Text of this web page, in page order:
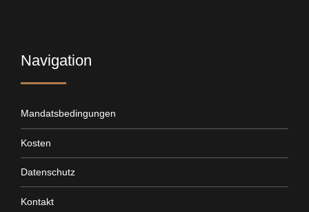
Navigation
Mandatsbedingungen
Kosten
Datenschutz
Kontakt